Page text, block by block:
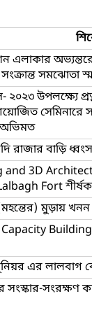
এলাকার অভ্যন্তরে
সংক্রান্ত
উপলক্ষ্যে
সেমিনারে
রাজার বাড়ি
3D
Fort শীর্ষক
(মহন্তের) মুড়ায়
Building
এর লালবাগ
সংস্কার-